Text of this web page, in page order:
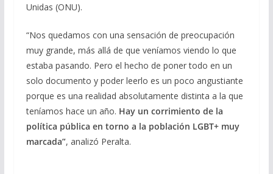
Unidas (ONU).
“Nos quedamos con una sensación de preocupación
muy grande, más allá de que veníamos viendo lo que
estaba pasando. Pero el hecho de poner todo en un
solo documento y poder leerlo es un poco angustiante
porque es una realidad absolutamente distinta a la que
teníamos hace un año. Hay un corrimiento de la
política pública en torno a la población LGBT+ muy
marcada”, analizó Peralta.